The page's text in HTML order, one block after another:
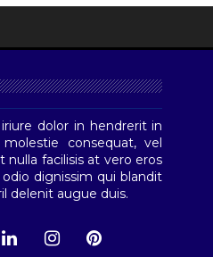
dolor in hendrerit in
consequat, vel
facilisis at vero eros
dignissim qui blandit
delenit augue duis.